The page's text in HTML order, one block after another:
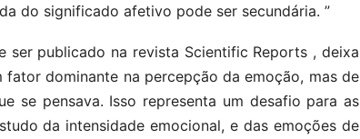
do significado afetivo pode ser secundária. ”
ser publicado na revista Scientific Reports , deixa
dominante na percepção da emoção, mas de
se pensava. Isso representa um desafio para as
da intensidade emocional, e das emoções de